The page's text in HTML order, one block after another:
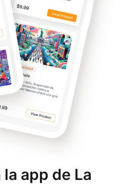
app de La